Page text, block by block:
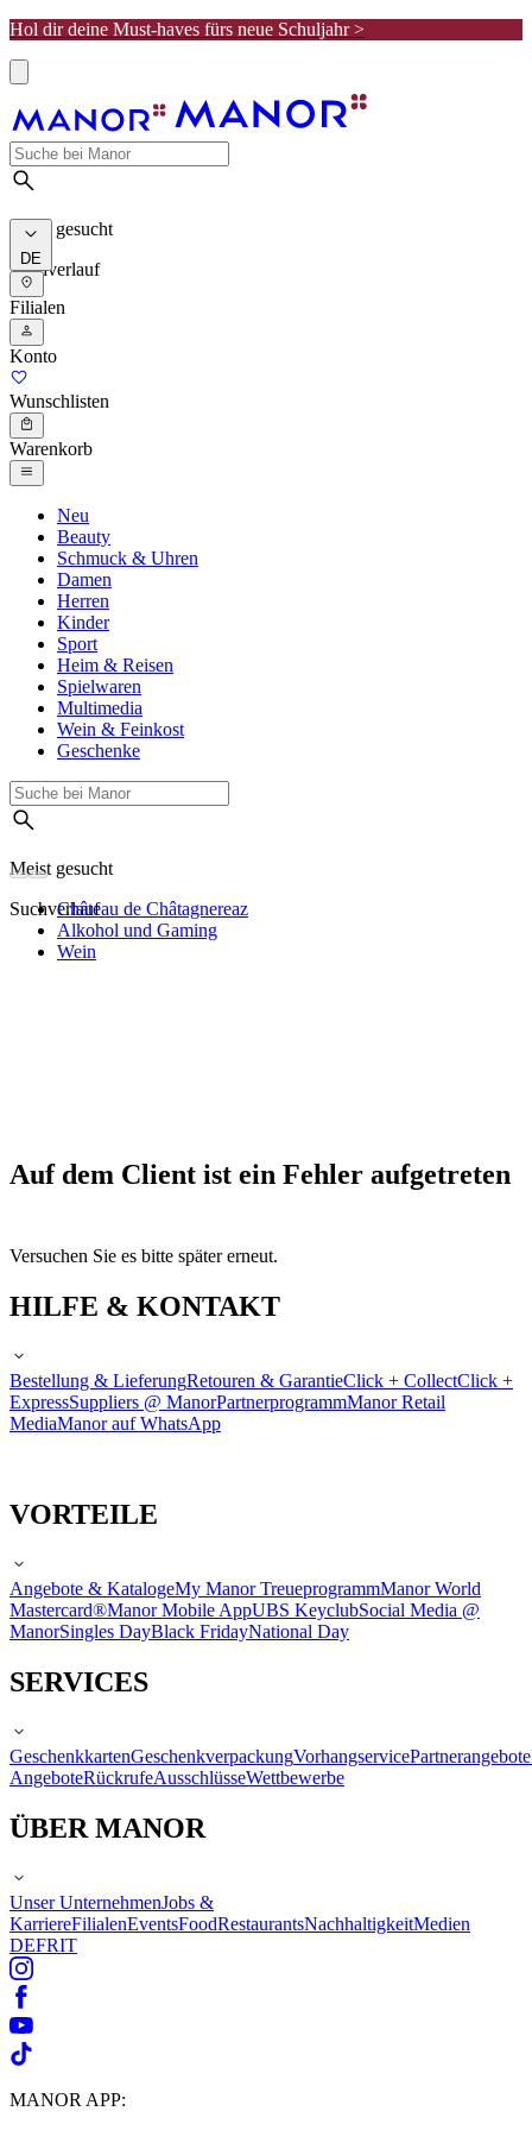
Hol dir deine Must-haves fürs neue Schuljahr >
Meist gesucht
Suchverlauf
DE
Filialen
Konto
Wunschlisten
Warenkorb
Neu
Beauty
Schmuck & Uhren
Damen
Herren
Kinder
Sport
Heim & Reisen
Spielwaren
Multimedia
Wein & Feinkost
Geschenke
Meist gesucht
SuchverlaufChâteau de Châtagnereaz
Alkohol und Gaming
Wein
Auf dem Client ist ein Fehler aufgetreten
Versuchen Sie es bitte später erneut.
HILFE & KONTAKT
Bestellung & LieferungRetouren & GarantieClick + CollectClick +
ExpressSuppliers @ ManorPartnerprogrammManor Retail
MediaManor auf WhatsApp
VORTEILE
Angebote & KatalogeMy Manor TreueprogrammManor World
Mastercard®Manor Mobile AppUBS KeyclubSocial Media @
ManorSingles DayBlack FridayNational Day
SERVICES
GeschenkkartenGeschenkverpackungVorhangservicePartnerangebote
AngeboteRückrufeAusschlüsseWettbewerbe
ÜBER MANOR
Unser UnternehmenJobs &
KarriereFilialenEventsFoodRestaurantsNachhaltigkeitMedien
DEFRIT
MANOR APP: